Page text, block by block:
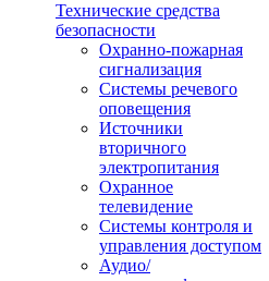
Технические средства
безопасности
Охранно-пожарная
сигнализация
Системы речевого
оповещения
Источники
вторичного
электропитания
Охранное
телевидение
Системы контроля и
управления доступом
Аудио/